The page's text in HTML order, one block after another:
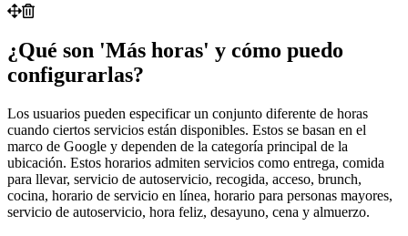
¿Qué son 'Más horas' y cómo puedo
configurarlas?
Los usuarios pueden especificar un conjunto diferente de horas
cuando ciertos servicios están disponibles. Estos se basan en el
marco de Google y dependen de la categoría principal de la
ubicación. Estos horarios admiten servicios como entrega, comida
para llevar, servicio de autoservicio, recogida, acceso, brunch,
cocina, horario de servicio en línea, horario para personas mayores,
servicio de autoservicio, hora feliz, desayuno, cena y almuerzo.